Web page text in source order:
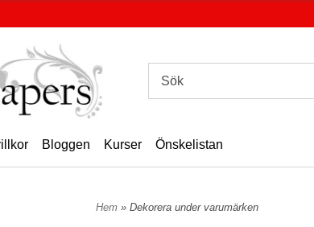
Bloggen Kurser Önskelistan
Hem » Dekorera under varumärken